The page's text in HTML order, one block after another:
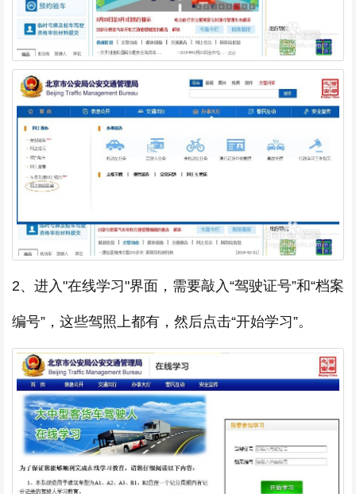
2、进入"在线学习"界面，需要敲入“驾驶证号”和“档案
编号”，这些驾照上都有，然后点击“开始学习”。